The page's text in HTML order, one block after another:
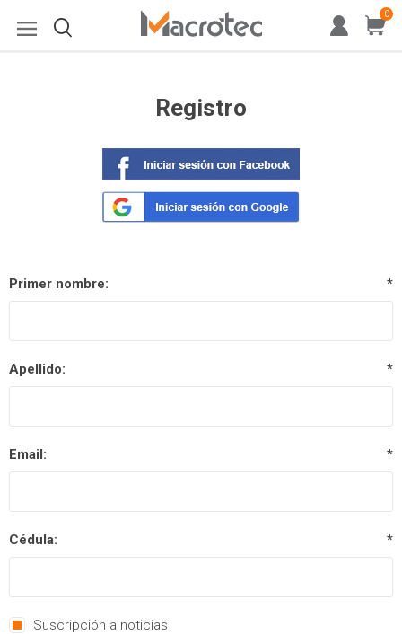
0
Registro
Primer nombre: *
Apellido: *
Email: *
Cédula: *
Suscripción a noticias